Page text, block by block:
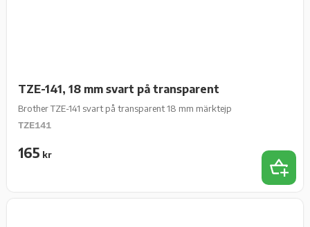
TZE-141, 18 mm svart på transparent
Brother TZE-141 svart på transparent 18 mm märktejp
TZE141
165 kr